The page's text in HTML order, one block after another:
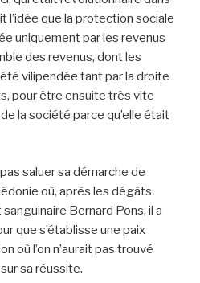
l’idée que la protection sociale
uniquement par les revenus
des revenus, dont les
vilipendée tant par la droite
pour être ensuite très vite
la société parce qu’elle était
saluer sa démarche de
où, après les dégâts
Bernard Pons, il a
que s’établisse une paix
où l’on n’aurait pas trouvé
sa réussite.